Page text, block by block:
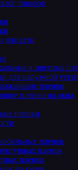
товаров
для авто
и цветные
для наружной
пленки
пленки на окна
пленки
пленок
пленок
пленок